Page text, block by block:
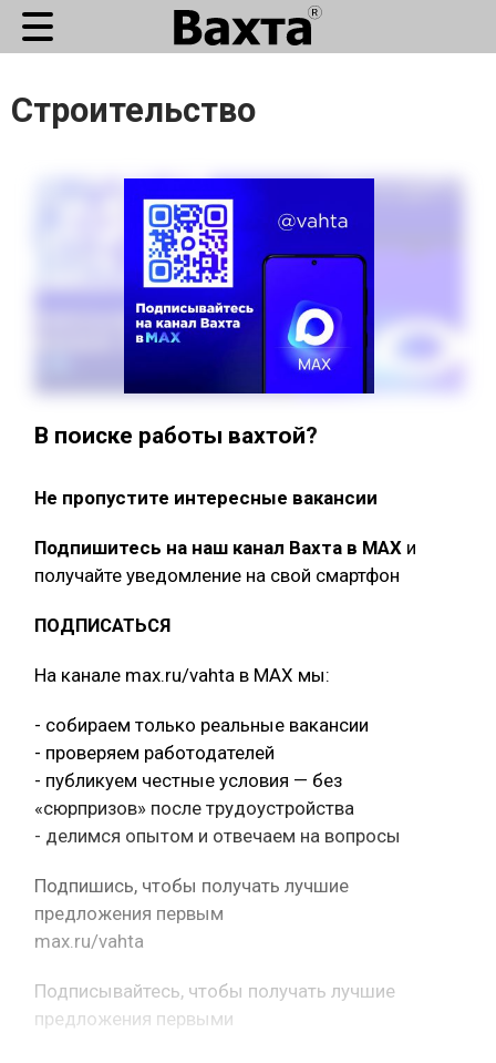
Строительство
В поиске работы вахтой?
Не пропустите интересные вакансии
Подпишитесь на наш канал Вахта в МАХ и
получайте уведомление на свой смартфон
ПОДПИСАТЬСЯ
На канале max.ru/vahta в MAX мы:
- собираем только реальные вакансии
- проверяем работодателей
- публикуем честные условия — без
«сюрпризов» после трудоустройства
- делимся опытом и отвечаем на вопросы
Подпишись, чтобы получать лучшие
предложения первым
max.ru/vahta
Подписывайтесь, чтобы получать лучшие
предложения первыми